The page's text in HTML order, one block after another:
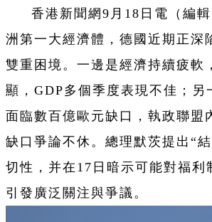
香港新聞網9月18日電（編
洲第一大經濟體，德國近期正深
雙重困境。一邊是經濟持續疲軟
顯，GDP多個季度表現不佳；另
面臨數百億歐元缺口，執政聯盟
缺口爭論不休。總理默茨提出“
切性，并在17日暗示可能對福利
引發廣泛關注與爭議。